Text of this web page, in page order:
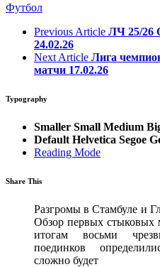
Футбол
Previous Article ЛЧ 25/26
24.02.26
Next Article Лига
матчи 17.02.26
Typography
Smaller Small Medium
Default Helvetica Segoe
Reading Mode
Share This
Разгромы в Стамбуле и
Обзор первых
итогам восьми
поединков
сложно будет